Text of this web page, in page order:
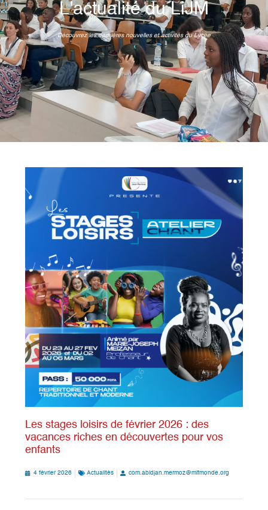
L'actualité du LiJM
Découvrez les dernières nouvelles et activités du Lycée
Les stages loisirs de février 2026 : des
vacances riches en découvertes pour vos
enfants
4 février 2026 Actualités com.abidjan.mermoz@mlfmonde.org